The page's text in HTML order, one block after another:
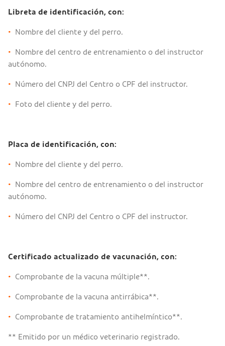
Libreta de identificación, con:
• Nombre del cliente y del perro.
• Nombre del centro de entrenamiento o del instructor
autónomo.
• Número del CNPJ del Centro o CPF del instructor.
• Foto del cliente y del perro.
Placa de identificación, con:
• Nombre del cliente y del perro.
•
Nombre del centro de entrenamiento o del instructor
autónomo.
• Número del CNPJ del Centro o CPF del instructor.
Certificado actualizado de vacunación, con:
• Comprobante de la vacuna múltiple**.
• Comprobante de la vacuna antirrábica**.
• Comprobante de tratamiento antihelmíntico**.
** Emitido por un médico veterinario registrado.